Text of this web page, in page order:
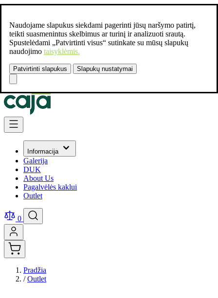
Naudojame slapukus siekdami pagerinti jūsų naršymo patirtį,
teikti suasmenintus skelbimus ar turinį ir analizuoti srautą.
Spustelėdami „Patvirtinti visus“ sutinkate su mūsų slapukų
naudojimo taisyklėmis.
Patvirtinti slapukus Slapukų nustatymai
Susisiekite:
Skip to Content
Informacija
Galerija
DUK
About Us
Pagalvėlės kaklui
Outlet
0
Pradžia
/ Outlet